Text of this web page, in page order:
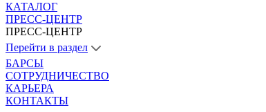
КАТАЛОГ
ПРЕСС-ЦЕНТР
ПРЕСС-ЦЕНТР
Перейти в раздел
БАРСЫ
СОТРУДНИЧЕСТВО
КАРЬЕРА
КОНТАКТЫ